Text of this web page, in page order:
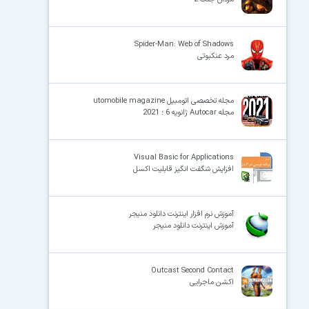
Spider-Man: Web of Shadows
مرد عنکبوتی
مجله تخصصی اتومبیل utomobile magazine
مجله Autocar ژانویه 6 ؛ 2021
Visual Basic for Applications
افزایش شگفت انگیز قابلیت اکسل
آموزش نرم افزار اینترنت دانلود منیجر
آموزش اینترنت دانلود منیجر
Outcast Second Contact
اکشن ماجرایی